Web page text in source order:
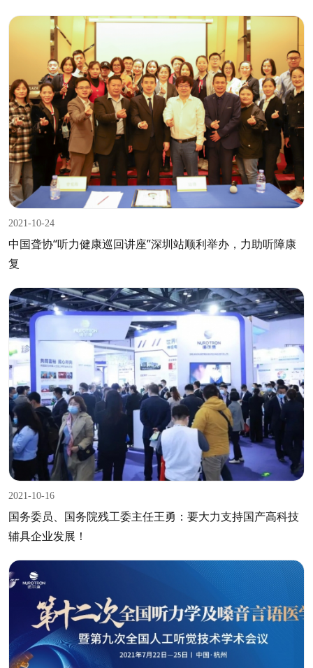
2021-10-24
中国聋协“听力健康巡回讲座”深圳站顺利举办，力助听障康
复
2021-10-16
国务委员、国务院残工委主任王勇：要大力支持国产高科技
辅具企业发展！